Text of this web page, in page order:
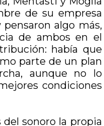
de su empresa
algo más,
de ambos en el
había que
parte de un plan
aunque no lo
condiciones
del sonoro la propia